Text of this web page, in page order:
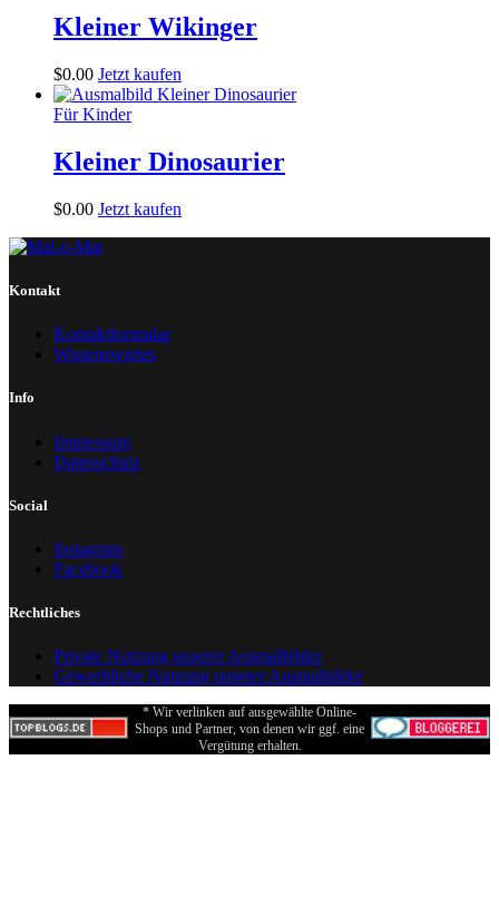
Kleiner Wikinger
$0.00 Jetzt kaufen
Für Kinder
Kleiner Dinosaurier
$0.00 Jetzt kaufen
Kontakt
Kontaktformular
Wissenswertes
Info
Impressum
Datenschutz
Social
Instagram
Facebook
Rechtliches
Private Nutzung unserer Ausmalbilder
Gewerbliche Nutzung unserer Ausmalbilder
* Wir verlinken auf ausgewählte Online-
Shops und Partner, von denen wir ggf. eine
Vergütung erhalten.